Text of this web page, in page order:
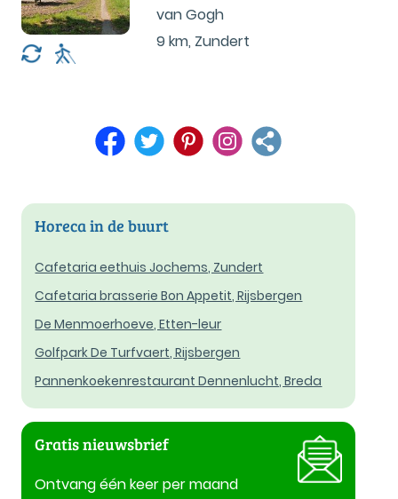
van Gogh
9 km, Zundert
Horeca in de buurt
Cafetaria eethuis Jochems, Zundert
Cafetaria brasserie Bon Appetit, Rijsbergen
De Menmoerhoeve, Etten-leur
Golfpark De Turfvaert, Rijsbergen
Pannenkoekenrestaurant Dennenlucht, Breda
Gratis nieuwsbrief
Ontvang één keer per maand